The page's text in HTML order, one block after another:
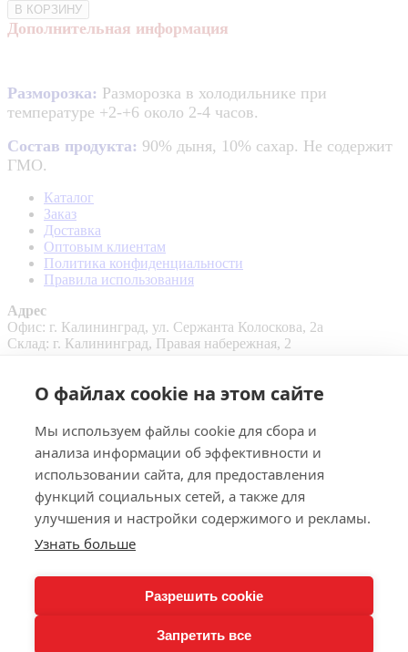
В КОРЗИНУ
Дополнительная информация
Разморозка: Разморозка в холодильнике при
температуре +2-+6 около 2-4 часов.
Состав продукта: 90% дыня, 10% сахар. Не содержит
ГМО.
Каталог
Заказ
Доставка
Оптовым клиентам
Политика конфиденциальности
Правила использования
Адрес
Офис: г. Калининград, ул. Сержанта Колоскова, 2а
Склад: г. Калининград, Правая набережная, 2
Телефон:+7 4012 35-27-27
О файлах cookie на этом сайте
Мы используем файлы cookie для сбора и
анализа информации об эффективности и
использовании сайта, для предоставления
функций социальных сетей, а также для
улучшения и настройки содержимого и рекламы.
Узнать больше
Разрешить cookie
Запретить все